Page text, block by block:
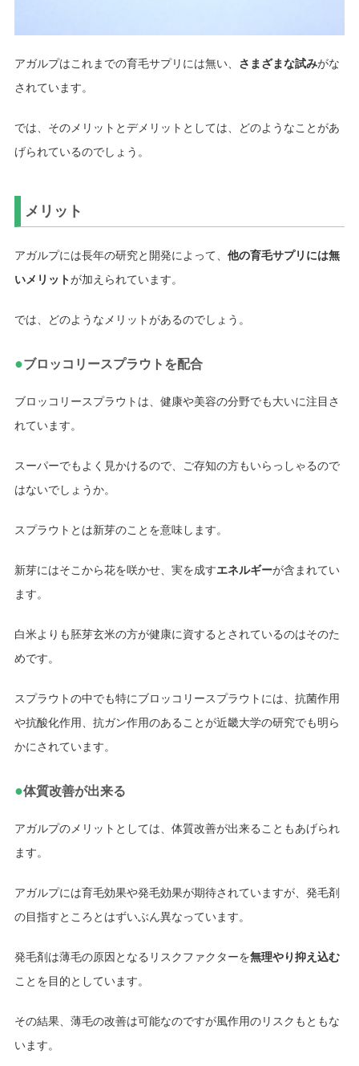
アガルプはこれまでの育毛サプリには無い、 さまざまな試みがな
されています。
では、そのメリットとデメリットとしては、どのようなことがあ
げられているのでしょう。
メリット
アガルプには長年の研究と開発によって、 他の育毛サプリには無
いメリットが加えられています。
では、どのようなメリットがあるのでしょう。
●ブロッコリースプラウトを配合
ブロッコリースプラウトは、健康や美容の分野でも大いに注目さ
れています。
スーパーでもよく見かけるので、ご存知の方もいらっしゃるので
はないでしょうか。
スプラウトとは新芽のことを意味します。
新芽にはそこから花を咲かせ、実を成すエネルギーが含まれてい
ます。
白米よりも胚芽玄米の方が健康に資するとされているのはそのた
めです。
スプラウトの中でも特にブロッコリースプラウトには、抗菌作用
や抗酸化作用、抗ガン作用のあることが近畿大学の研究でも明ら
かにされています。
●体質改善が出来る
アガルプのメリットとしては、体質改善が出来ることもあげられ
ます。
アガルプには育毛効果や発毛効果が期待されていますが、発毛剤
の目指すところとはずいぶん異なっています。
発毛剤は薄毛の原因となるリスクファクターを無理やり抑え込む
ことを目的としています。
その結果、薄毛の改善は可能なのですが風作用のリスクもともな
います。